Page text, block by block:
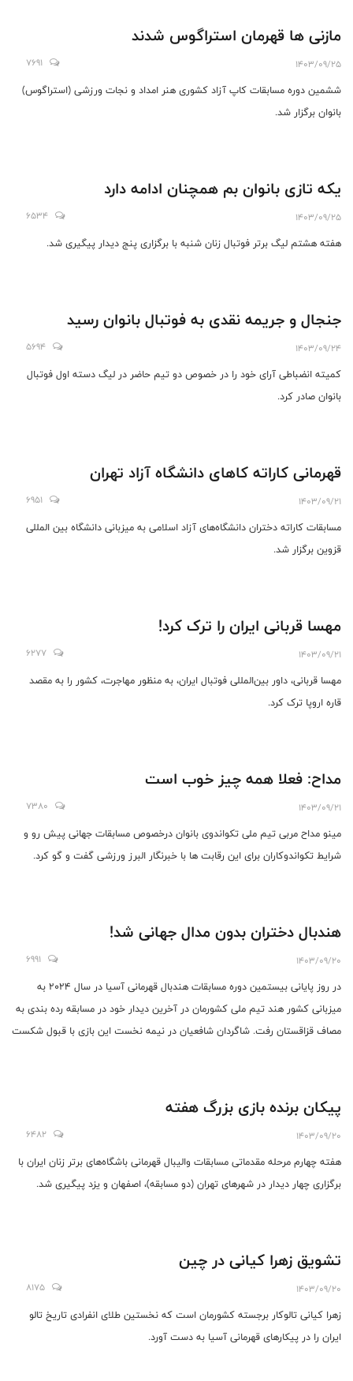
مازنی ها قهرمان استراگوس شدند
1403/09/25
7691
ششمین دوره مسابقات کاپ آزاد کشوری هنر امداد و نجات ورزشی (استراگوس)
بانوان برگزار شد.
یکه تازی بانوان بم همچنان ادامه دارد
1403/09/25
6534
هفته هشتم لیگ برتر فوتبال زنان شنبه با برگزاری پنج دیدار پیگیری شد.
جنجال و جریمه نقدی به فوتبال بانوان رسید
1403/09/24
5694
کمیته انضباطی آرای خود را در خصوص دو تیم حاضر در لیگ دسته اول فوتبال
بانوان صادر کرد.
قهرمانی کاراته کاهای دانشگاه آزاد تهران
1403/09/21
6951
مسابقات کاراته دختران دانشگاه‌های آزاد اسلامی به میزبانی دانشگاه بین المللی
قزوین برگزار شد.
مهسا قربانی ایران را ترک کرد!
1403/09/21
6277
مهسا قربانی، داور بین‌المللی فوتبال ایران، به منظور مهاجرت، کشور را به مقصد
قاره اروپا ترک کرد.
مداح: فعلا همه چیز خوب است
1403/09/21
7380
مینو مداح مربی تیم ملی تکواندوی بانوان درخصوص مسابقات جهانی پیش رو و
شرایط تکواندوکاران برای این رقابت ها با خبرنگار البرز ورزشی گفت و گو کرد.
هندبال دختران بدون مدال جهانی شد!
1403/09/20
6991
در روز پایانی بیستمین دوره مسابقات هندبال قهرمانی آسیا در سال ۲۰۲۴ به
میزبانی کشور هند تیم ملی کشورمان در آخرین دیدار خود در مسابقه رده بندی به
مصاف قزاقستان رفت. شاگردان شافعیان در نیمه نخست این بازی با قبول شکست
پیکان برنده بازی بزرگ هفته
1403/09/20
6482
هفته چهارم مرحله مقدماتی مسابقات والیبال قهرمانی باشگاه‌های برتر زنان ایران با
برگزاری چهار دیدار در شهرهای تهران (دو مسابقه)، اصفهان و یزد پیگیری شد.
تشویق زهرا کیانی در چین
1403/09/20
8175
زهرا کیانی تالوکار برجسته کشورمان است که نخستین طلای انفرادی تاریخ تالو
ایران را در پیکارهای قهرمانی آسیا به دست آورد.